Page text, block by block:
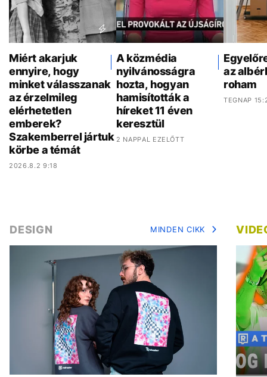
Miért akarjuk
ennyire, hogy
minket válasszanak
az érzelmileg
elérhetetlen
emberek?
Szakemberrel jártuk
körbe a témát
2026.8.2 9:18
A közmédia
nyilvánosságra
hozta, hogyan
hamisították a
híreket 11 éven
keresztül
2 NAPPAL EZELŐTT
az
roham
TEGNAP
DESIGN MINDEN CIKK